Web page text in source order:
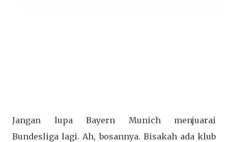
Jangan lupa Bayern Munich menjuarai
Bundesliga lagi. Ah, bosannya. Bisakah ada klub